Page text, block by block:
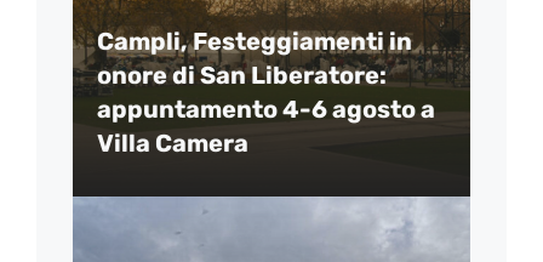
Campli, Festeggiamenti in
onore di San Liberatore:
appuntamento 4-6 agosto a
Villa Camera